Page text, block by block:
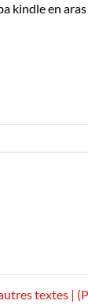
kindle en
textes |